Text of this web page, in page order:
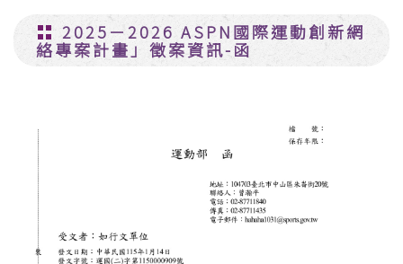
2025－2026 ASPN國際運動創新網
絡專案計畫」徵案資訊-函